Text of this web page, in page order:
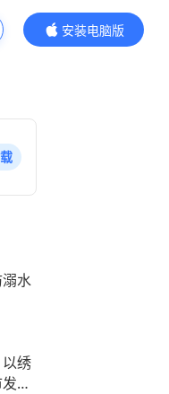
安装电脑版
内容更精彩
溺水
以绣
展